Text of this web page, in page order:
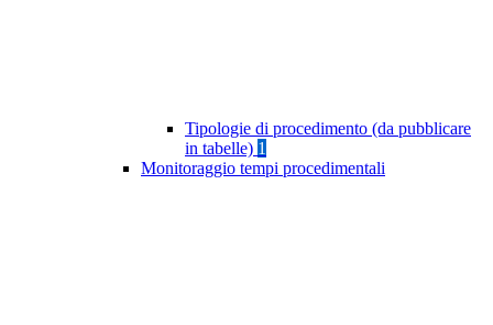
Tipologie di procedimento (da pubblicare
in tabelle) 1
Monitoraggio tempi procedimentali